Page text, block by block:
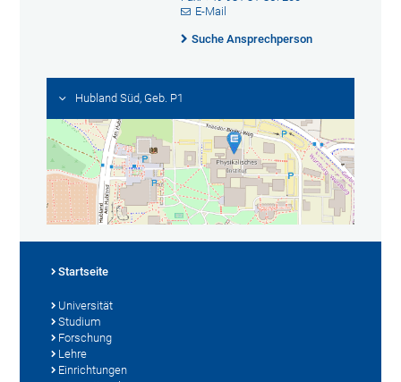
E-Mail
Suche Ansprechperson
Hubland Süd, Geb. P1
Startseite
Universität
Studium
Forschung
Lehre
Einrichtungen